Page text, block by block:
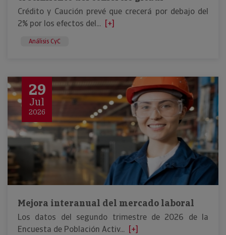
Crédito y Caución prevé que crecerá por debajo del
2% por los efectos del... [+]
Análisis CyC
29
Jul
2026
Mejora interanual del mercado laboral
Los datos del segundo trimestre de 2026 de la
Encuesta de Población Activ... [+]